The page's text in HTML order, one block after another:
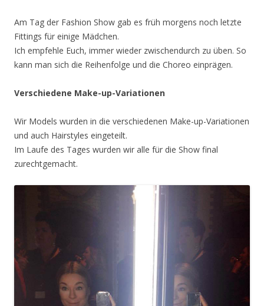
Am Tag der Fashion Show gab es früh morgens noch letzte
Fittings für einige Mädchen.
Ich empfehle Euch, immer wieder zwischendurch zu üben. So
kann man sich die Reihenfolge und die Choreo einprägen.
Verschiedene Make-up-Variationen
Wir Models wurden in die verschiedenen Make-up-Variationen
und auch Hairstyles eingeteilt.
Im Laufe des Tages wurden wir alle für die Show final
zurechtgemacht.